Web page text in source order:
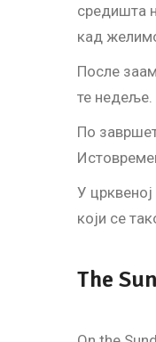
средишта
кад
После
те недеље.
По
У
који се
The